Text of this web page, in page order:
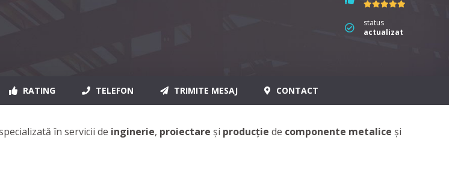
status
actualizat
RATING TELEFON TRIMITE MESAJ CONTACT
în servicii de inginerie, proiectare și producție de componente metalice și